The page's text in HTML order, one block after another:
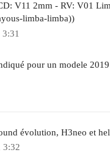
V11 2mm - RV: V01
limba-limba))
pour un modele 2019
évolution, H3neo et
3:32